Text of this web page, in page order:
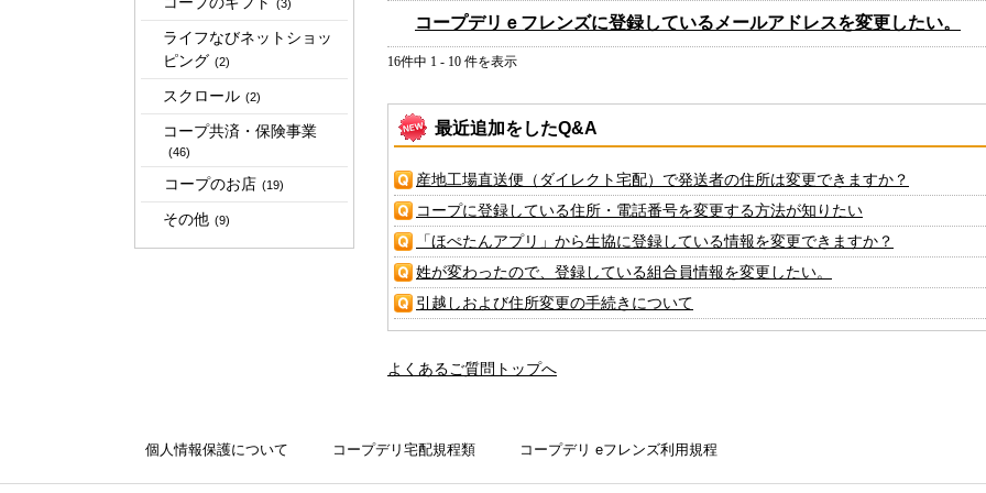
(3)
ライフなびネットショッ
ピング (2)
スクロール (2)
コープ共済・保険事業
(46)
コープのお店 (19)
その他 (9)
コープデリｅフレンズに登録しているメールアドレスを変更したい。
16件中 1 - 10 件を表示
最近追加をしたQ&A
産地工場直送便（ダイレクト宅配）で発送者の住所は変更できますか？
コープに登録している住所・電話番号を変更する方法が知りたい
「ほぺたんアプリ」から生協に登録している情報を変更できますか？
姓が変わったので、登録している組合員情報を変更したい。
引越しおよび住所変更の手続きについて
よくあるご質問トップへ
個人情報保護について コープデリ宅配規程類 コープデリ eフレンズ利用規程